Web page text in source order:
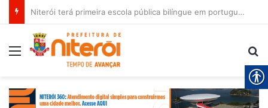
Niterói terá primeira escola pública bilíngue em português e espanhol
Menu